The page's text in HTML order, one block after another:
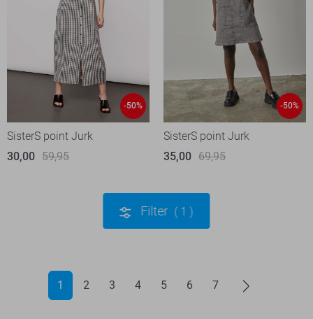
-50%
SisterS point Jurk
30,00 59,95
-50%
SisterS point Jurk
35,00 69,95
Filter 1
1 2 3 4 5 6 7